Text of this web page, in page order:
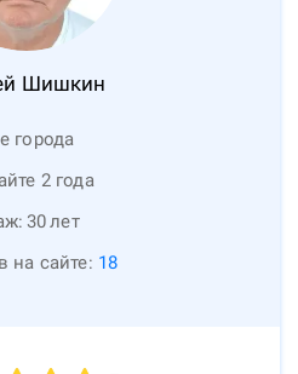
Шишкин
города
2 года
30лет
на сайте: 18